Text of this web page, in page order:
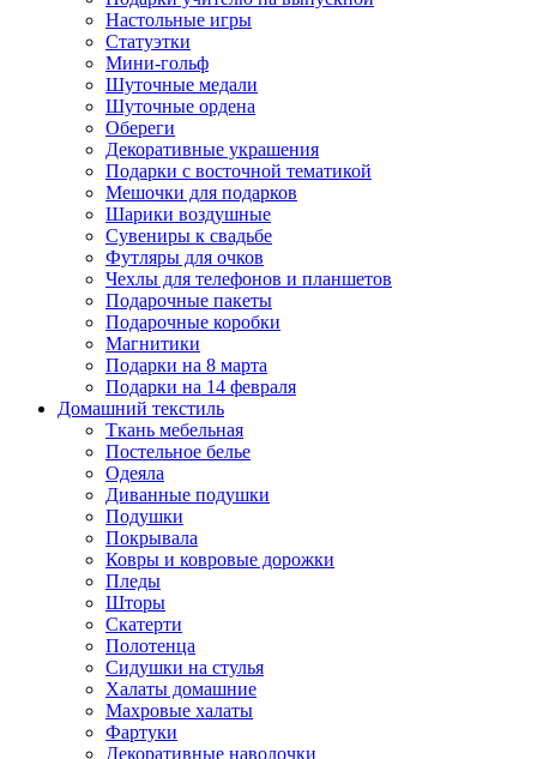
Настольные игры
Статуэтки
Мини-гольф
Шуточные медали
Шуточные ордена
Обереги
Декоративные украшения
Подарки с восточной тематикой
Мешочки для подарков
Шарики воздушные
Сувениры к свадьбе
Футляры для очков
Чехлы для телефонов и планшетов
Подарочные пакеты
Подарочные коробки
Магнитики
Подарки на 8 марта
Подарки на 14 февраля
Домашний текстиль
Ткань мебельная
Постельное белье
Одеяла
Диванные подушки
Подушки
Покрывала
Ковры и ковровые дорожки
Пледы
Шторы
Скатерти
Полотенца
Сидушки на стулья
Халаты домашние
Махровые халаты
Фартуки
Декоративные наволочки